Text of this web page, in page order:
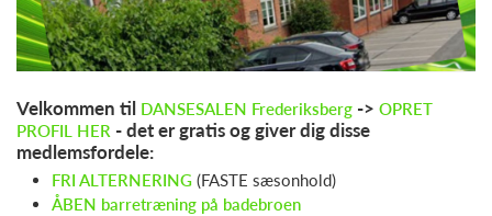
Velkommen til DANSESALEN Frederiksberg -> OPRET
PROFIL HER - det er gratis og giver dig disse
medlemsfordele:
FRI ALTERNERING (FASTE sæsonhold)
ÅBEN barretræning på badebroen